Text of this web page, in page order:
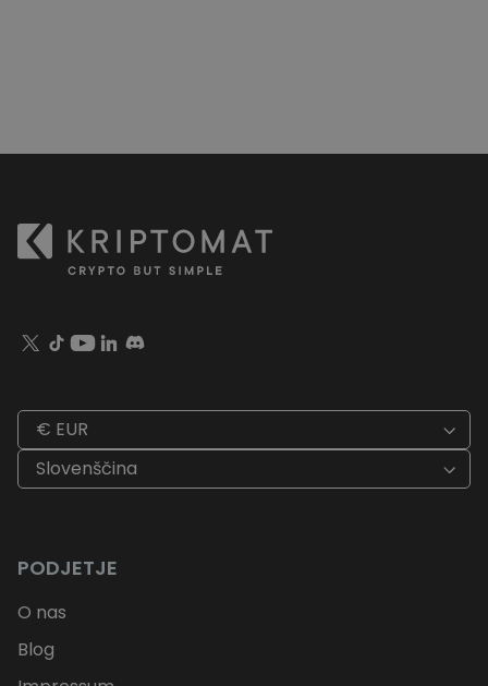
€ EUR
Slovenščina
PODJETJE
O nas
Blog